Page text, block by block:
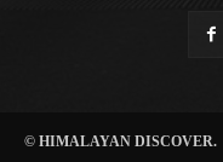
© HIMALAYAN DISCOVER.